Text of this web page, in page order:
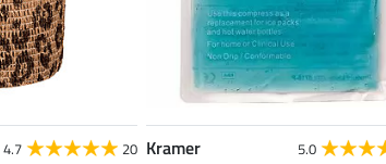
4.7 20 Kramer 5.0